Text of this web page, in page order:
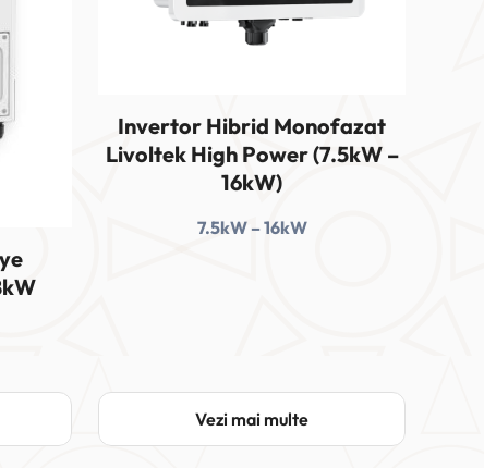
Invertor Hibrid Monofazat
Livoltek High Power (7.5kW –
16kW)
7.5kW – 16kW
Vezi mai multe